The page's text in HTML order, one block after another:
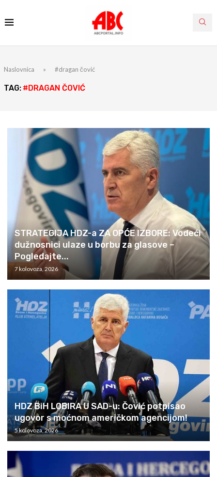
Naslovnica » #dragan čović
TAG: #DRAGAN ČOVIĆ
STRATEGIJA HDZ-a ZA OPĆE IZBORE: Vodeći
dužnosnici ulaze u borbu za glasove –
Pogledajte...
7 kolovoza, 2026
HDZ BiH LOBIRA U SAD-u: Čović potpisao
ugovor s moćnom američkom agencijom!
5 kolovoza, 2026